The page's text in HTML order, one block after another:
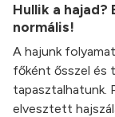
Hullik a hajad?
normális!
A hajunk
főként ősszel és
tapasztalhatunk.
elvesztett